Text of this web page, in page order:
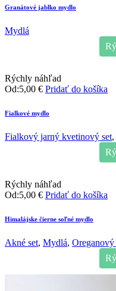
Granátové jablko mydlo
Mydlá
Rýchly náhľad
Od:5,00 € Pridať do košíka
Fialkové mydlo
Fialkový jarný kvetinový set,
Rýchly náhľad
Od:5,00 € Pridať do košíka
Himalájske čierne soľné mydlo
Akné set, Mydlá, Oreganový